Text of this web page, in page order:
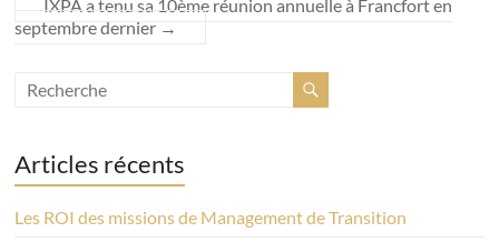
IXPA a tenu sa 10ème réunion annuelle à Francfort en
septembre dernier →
Articles récents
Les ROI des missions de Management de Transition